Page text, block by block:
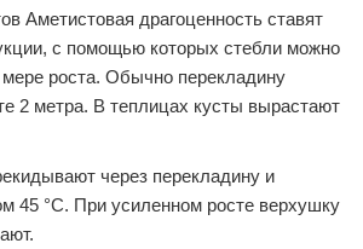
Аметистовая драгоценность ставят
с помощью которых стебли можно
мере роста. Обычно перекладину
2 метра. В теплицах кусты вырастают
через перекладину и
45 °С. При усиленном росте верхушку